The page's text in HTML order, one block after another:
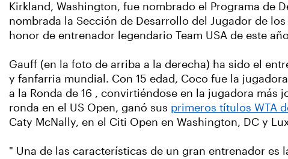
Kirkland, Washington, fue nombrado el Programa de
nombrada la Sección de Desarrollo del Jugador de
honor de entrenador legendario Team USA de este
Gauff (en la foto de arriba a la derecha) ha sido el
y fanfarria mundial. Con 15 edad, Coco fue la
a la Ronda de 16 , convirtiéndose en la jugadora más
ronda en el US Open, ganó sus primeros títulos WTA
Caty McNally, en el Citi Open en Washington, DC y
" Una de las características de un gran entrenador